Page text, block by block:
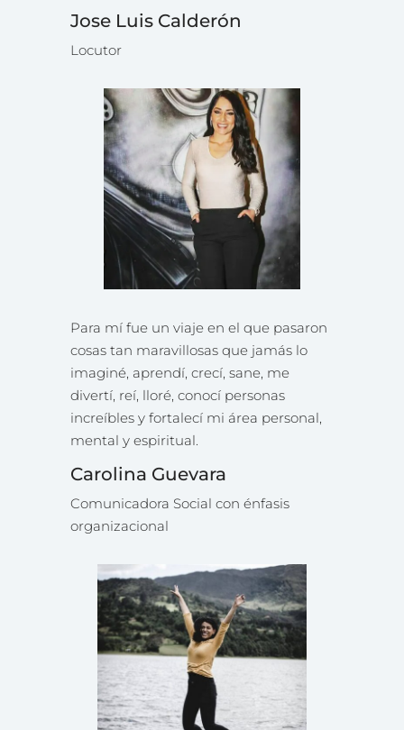
Jose Luis Calderón
Locutor
Para mí fue un viaje en el que pasaron
cosas tan maravillosas que jamás lo
imaginé, aprendí, crecí, sane, me
divertí, reí, lloré, conocí personas
increíbles y fortalecí mi área personal,
mental y espiritual.
Carolina Guevara
Comunicadora Social con énfasis
organizacional